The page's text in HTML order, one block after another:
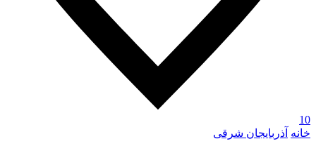
10
خانه آذربایجان شرقی